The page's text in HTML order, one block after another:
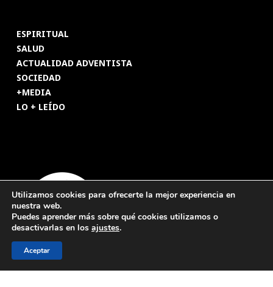
ESPIRITUAL
SALUD
ACTUALIDAD ADVENTISTA
SOCIEDAD
+MEDIA
LO + LEÍDO
Utilizamos cookies para ofrecerte la mejor experiencia en
nuestra web.
Puedes aprender más sobre qué cookies utilizamos o
desactivarlas en los ajustes.
Aceptar